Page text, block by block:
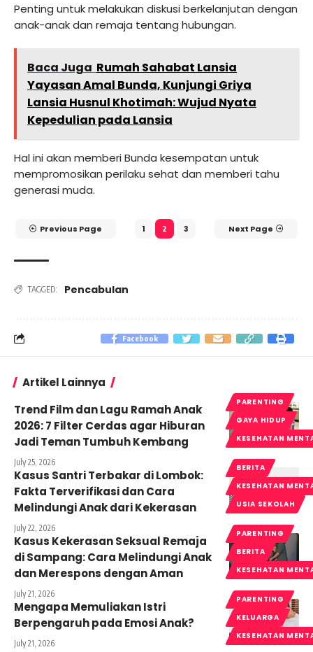
Penting untuk melakukan diskusi berkelanjutan dengan
anak-anak dan remaja tentang hubungan.
Baca Juga Rumah Sahabat Lansia
Yayasan Amal Bunda, Kunjungi Griya
Lansia Husnul Khotimah: Wujud Nyata
Kepedulian pada Lansia
Hal ini akan memberi Bunda kesempatan untuk
mempromosikan perilaku sehat dan memberi tahu
generasi muda.
Previous Page 1 2 3 Next Page
TAGGED: Pencabulan
Facebook
Artikel Lainnya
PARENTING
GAYA HIDUP
KESEHATAN
Trend Film dan Lagu Ramah Anak
2026: 7 Filter Cerdas agar Hiburan
Jadi Teman Tumbuh Kembang
July 25, 2026
BERITA
KESEHATAN
USIA SEKOLAH
Kasus Santri Terbakar di Lombok:
Fakta Terverifikasi dan Cara
Melindungi Anak dari Kekerasan
July 22, 2026
PARENTING
BERITA
KESEHATAN
Kasus Kekerasan Seksual Remaja
di Sampang: Cara Melindungi Anak
dan Merespons dengan Aman
July 21, 2026
PARENTING
KELUARGA
KESEHATAN
Mengapa Memuliakan Istri
Berpengaruh pada Emosi Anak?
July 21, 2026